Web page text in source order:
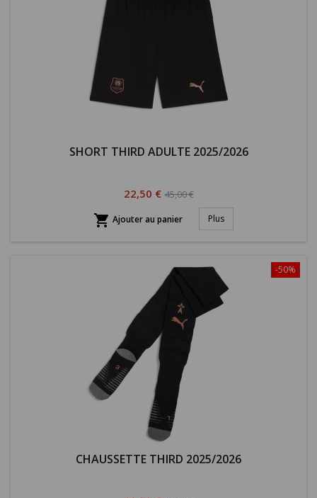
SHORT THIRD ADULTE 2025/2026
Prix
22,50 € Prix
habituel
45,00 €
 Ajouter au panier Plus
-50%
CHAUSSETTE THIRD 2025/2026